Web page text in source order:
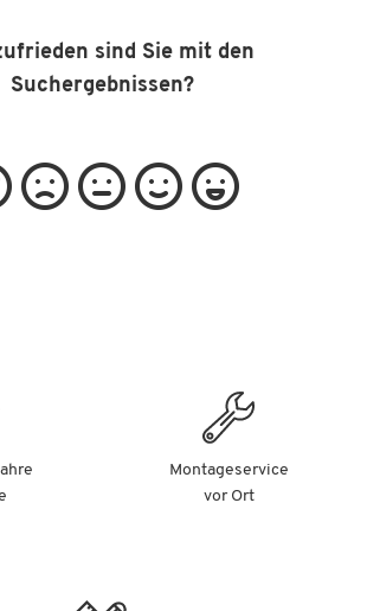
sind Sie mit den
Suchergebnissen?
Montageservice
vor Ort